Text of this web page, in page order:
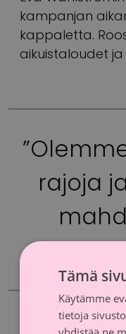
kampanjan
kappaletta.
aikuistaloudet ja
rajoja
Tämä
Käytämme
tietoja